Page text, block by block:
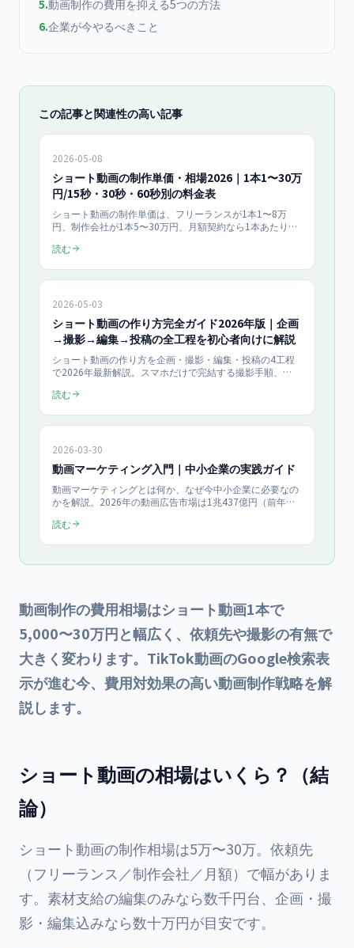
5.動画制作の費用を抑える5つの方法
6.企業が今やるべきこと
この記事と関連性の高い記事
2026-05-08
ショート動画の制作単価・相場2026｜1本1〜30万
円/15秒・30秒・60秒別の料金表
ショート動画の制作単価は、フリーランスが1本1〜8万
円、制作会社が1本5〜30万円、月額契約なら1本あたり
別、月5本〜30本の本数別、TikTok/Instagram
読む
2026-05-03
ショート動画の作り方完全ガイド2026年版｜企画
→撮影→編集→投稿の全工程を初心者向けに解説
ショート動画の作り方を企画・撮影・編集・投稿の4工程
で2026年最新解説。スマホだけで完結する撮影手順、
適化、再生数を伸ばす5つのコツを初心者向けにまとめま
読む
2026-03-30
動画マーケティング入門｜中小企業の実践ガイド
動画マーケティングとは何か、なぜ今中小企業に必要なの
かを解説。2026年の動画広告市場は1兆437億円（前年比
ショート動画戦略、業種別の成功パターン、ROI計算方
読む
動画制作の費用相場はショート動画1本で
5,000〜30万円と幅広く、依頼先や撮影の有無で
大きく変わります。TikTok動画のGoogle検索表
示が進む今、費用対効果の高い動画制作戦略を解
説します。
ショート動画の相場はいくら？（結
論）
ショート動画の制作相場は5万〜30万。依頼先
（フリーランス／制作会社／月額）で幅がありま
す。素材支給の編集のみなら数千円台、企画・撮
影・編集込みなら数十万円が目安です。